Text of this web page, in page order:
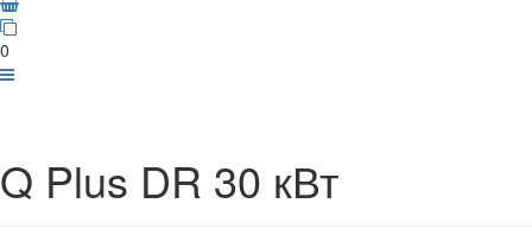
0
Q Plus DR 30 кВт